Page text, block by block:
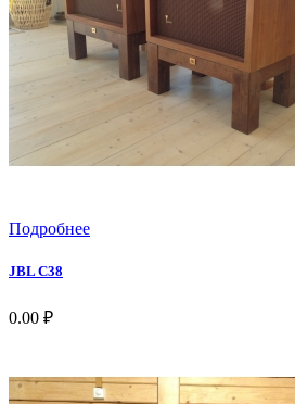
Подробнее
JBL C38
0.00 ₽